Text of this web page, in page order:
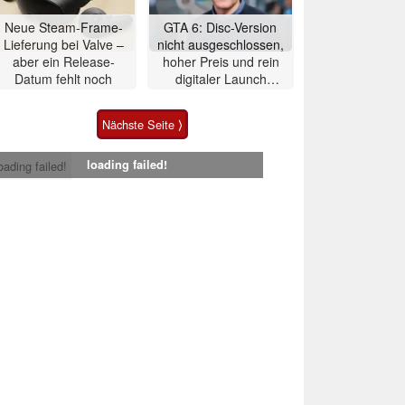
Neue Steam-Frame-
Lieferung bei Valve –
aber ein Release-
Datum fehlt noch
GTA 6: Disc-Version
nicht ausgeschlossen,
hoher Preis und rein
digitaler Launch
Nächste Seite ⟩
failed! loading failed!